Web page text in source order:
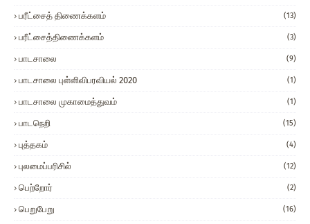
பரீட்சைத் திணைக்களம் (13)
பரீட்சைத்திணைக்களம் (3)
பாடசாலை (9)
பாடசாலை புள்ளிவிபரவியல் 2020 (1)
பாடசாலை முகாமைத்துவம் (1)
பாடநெறி (15)
புத்தகம் (4)
புலமைப்பரிசில் (12)
பெற்றோர் (2)
பெறுபேறு (16)